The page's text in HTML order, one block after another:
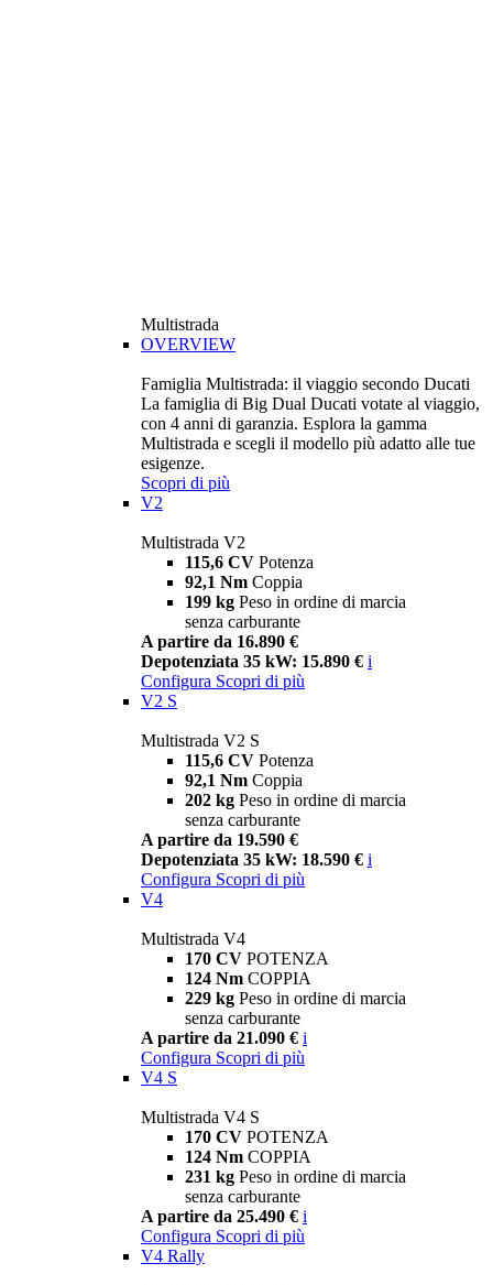
Multistrada
OVERVIEW
Famiglia Multistrada: il viaggio secondo Ducati
La famiglia di Big Dual Ducati votate al viaggio,
con 4 anni di garanzia. Esplora la gamma
Multistrada e scegli il modello più adatto alle tue
esigenze.
Scopri di più
V2
Multistrada V2
115,6 CV Potenza
92,1 Nm Coppia
199 kg Peso in ordine di marcia
senza carburante
A partire da 16.890 €
Depotenziata 35 kW: 15.890 € i
Configura Scopri di più
V2 S
Multistrada V2 S
115,6 CV Potenza
92,1 Nm Coppia
202 kg Peso in ordine di marcia
senza carburante
A partire da 19.590 €
Depotenziata 35 kW: 18.590 € i
Configura Scopri di più
V4
Multistrada V4
170 CV POTENZA
124 Nm COPPIA
229 kg Peso in ordine di marcia
senza carburante
A partire da 21.090 € i
Configura Scopri di più
V4 S
Multistrada V4 S
170 CV POTENZA
124 Nm COPPIA
231 kg Peso in ordine di marcia
senza carburante
A partire da 25.490 € i
Configura Scopri di più
V4 Rally